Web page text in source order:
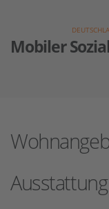
Mobiler
Ausstattung